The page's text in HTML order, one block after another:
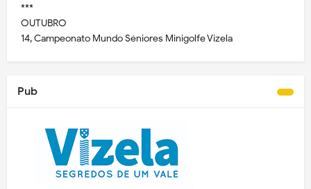
***
OUTUBRO
14, Campeonato Mundo Séniores Minigolfe Vizela
Pub